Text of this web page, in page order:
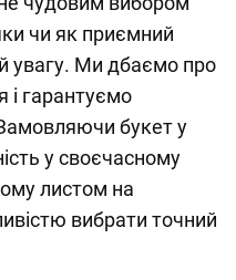
чи як приємний
увагу. Ми дбаємо про
і гарантуємо
букет у
у своєчасному
листом на
вибрати точний